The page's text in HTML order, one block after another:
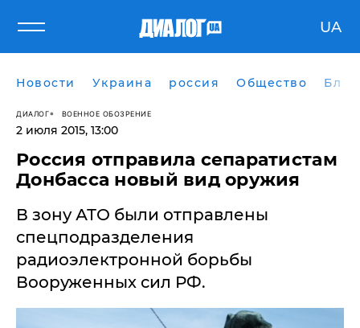
UA
Новости Украина россия Общество
ДИАЛОГ ВОЕННОЕ ОБОЗРЕНИЕ
2 июля 2015, 13:00
Россия отправила сепаратистам
Донбасса новый вид оружия
В зону АТО были отправлены
спецподразделения
радиоэлектронной борьбы
Вооруженных сил РФ.